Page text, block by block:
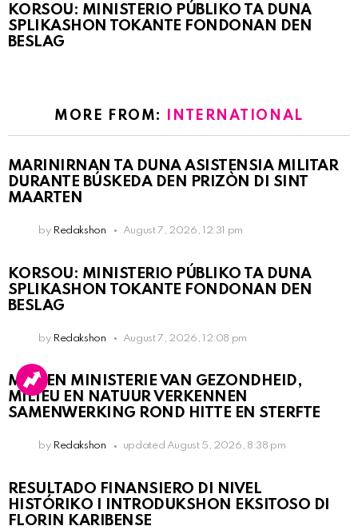
KORSOU: MINISTERIO PÚBLIKO TA DUNA
SPLIKASHON TOKANTE FONDONAN DEN
BESLAG
MORE FROM: INTERNATIONAL
MARINIRNAN TA DUNA ASISTENSIA MILITAR
DURANTE BÚSKEDA DEN PRIZÒN DI SINT
MAARTEN
by Redakshon August 7, 2026, 12:31 pm
KORSOU: MINISTERIO PÚBLIKO TA DUNA
SPLIKASHON TOKANTE FONDONAN DEN
BESLAG
by Redakshon August 7, 2026, 12:08 pm
MDC EN MINISTERIE VAN GEZONDHEID,
MILIEU EN NATUUR VERKENNEN
SAMENWERKING ROND HITTE EN STERFTE
by Redakshon updated August 5, 2026, 8:38 pm
RESULTADO FINANSIERO DI NIVEL
HISTÓRIKO I INTRODUKSHON EKSITOSO DI
FLORIN KARIBENSE